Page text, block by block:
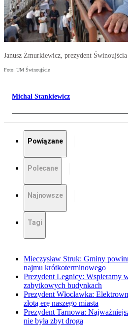
Janusz Żmurkiewicz, prezydent Świnoujścia
Foto: UM Świnoujście
Michał Stankiewicz
Powiązane
Polecane
Najnowsze
Tagi
Mieczysław Struk: Gminy
najmu krótkoterminowego
Prezydent Legnicy: Wspieramy
zabytkowych budynkach
Prezydent Włocławka:
złotą erę naszego miasta
Prezydent Tarnowa:
nie była zbyt droga